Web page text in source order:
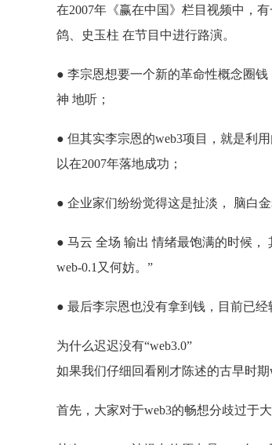
在2007年《赢在中国》栏目视频中，
鸽、史玉柱 在节目中进行路演。
● 李宗恩想要一个新的革命性概念圈
神 地听；
● 但其实李宗恩的web3项目，就是利
以在2007年落地成功；
● 企业家们纷纷觉得这是扯淡， 脑白
● 马云 全场 输出 情绪最饱满的时候
web-0.1又何妨。”
● 最后李宗恩也没有拿到钱，目前已经
为什么迟迟没有“web3.0”
如果我们仔细回看刚才陈述的古早时
首先，大家对于web3的畅想分歧过于